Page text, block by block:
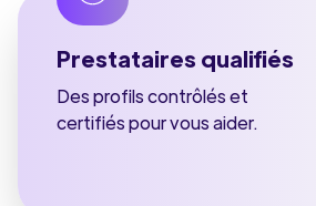
Prestataires qualifiés
Des profils contrôlés et
certifiés pour vous aider.